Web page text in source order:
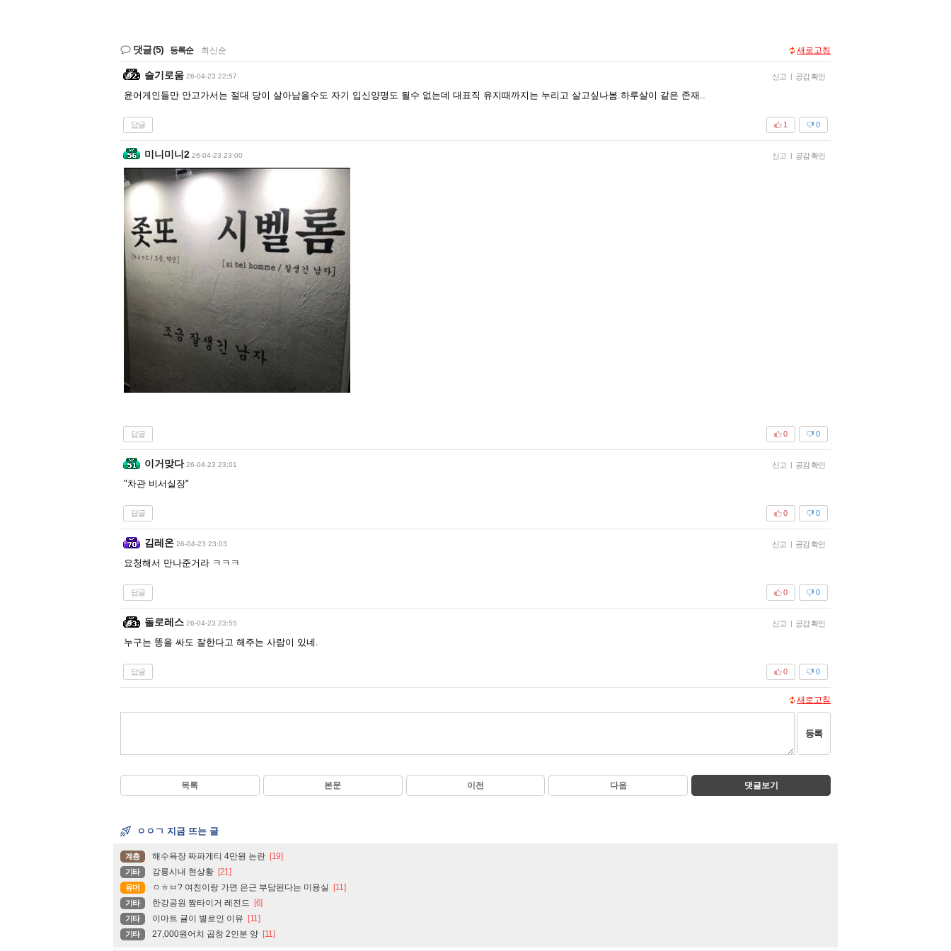
댓글(5) 등록순 최신순 새로고침
슬기로움 26-04-23 22:57 신고 | 공감 확인
윤어게인들만 안고가서는 절대 당이 살아남을수도 자기 입신양명도 될수 없는데 대표직 유지때까지는 누리고 살고싶나봄.하루살이 같은 존재..
답글 0
1
미니미니2 26-04-23 23:00 신고 | 공감 확인
답글 0
0
이거맞다 26-04-23 23:01 신고 | 공감 확인
"차관 비서실장"
답글 0
0
김레온 26-04-23 23:03 신고 | 공감 확인
요청해서 만나준거라 ㅋㅋㅋ
답글 0
0
돌로레스 26-04-23 23:55 신고 | 공감 확인
누구는 똥을 싸도 잘한다고 해주는 사람이 있네.
답글 0
0
새로고침
등록
목록 본문 이전 다음 댓글보기
ㅇㅇㄱ 지금 뜨는 글
계층 해수욕장 짜파게티 4만원 논란 [19]
기타 강릉시내 현상황 [21]
유머 ㅇㅎㅂ? 여친이랑 가면 은근 부담된다는 미용실 [11]
기타 한강공원 짬타이거 레전드 [6]
기타 이마트 귤이 별로인 이유 [11]
기타 27,000원어치 곱창 2인분 양 [11]